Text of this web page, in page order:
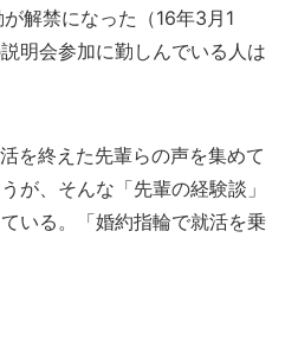
解禁になった（16年3月1
明会参加に勤しんでいる人は
を終えた先輩らの声を集めて
が、そんな「先輩の経験談」
いる。「婚約指輪で就活を乗